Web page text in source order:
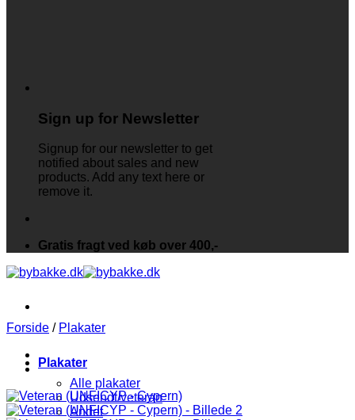
Sign up for Newsletter
Signup for our newsletter to get
notified about sales and new
products. Add any text here or
remove it.
Gratis fragt ved køb over 400,-
Plakater
Alle plakater
Udsendt/veteran
Andet
Forside / Plakater